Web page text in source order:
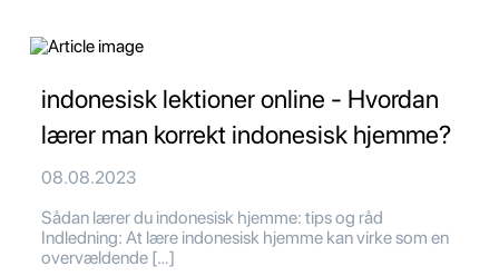
indonesisk lektioner online - Hvordan
lærer man korrekt indonesisk hjemme?
08.08.2023
Sådan lærer du indonesisk hjemme: tips og råd
Indledning: At lære indonesisk hjemme kan virke som en
overvældende […]